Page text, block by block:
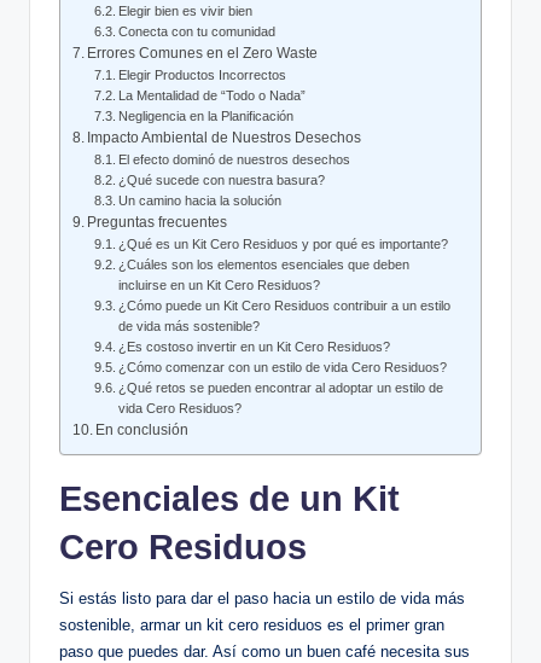
Elegir bien es vivir bien
Conecta con tu comunidad
Errores Comunes en el Zero Waste
Elegir Productos Incorrectos
La Mentalidad de “Todo o Nada”
Negligencia en la Planificación
Impacto Ambiental de Nuestros Desechos
El efecto dominó de nuestros desechos
¿Qué sucede con nuestra basura?
Un camino hacia la solución
Preguntas frecuentes
¿Qué es un Kit Cero Residuos y por qué es importante?
¿Cuáles son los elementos esenciales que deben
incluirse en un Kit Cero Residuos?
¿Cómo puede un Kit Cero Residuos contribuir a un estilo
de vida más sostenible?
¿Es costoso invertir en un Kit Cero Residuos?
¿Cómo comenzar con un estilo de vida Cero Residuos?
¿Qué retos se pueden encontrar al adoptar un estilo de
vida Cero Residuos?
En conclusión
Esenciales de un Kit
Cero Residuos
Si estás listo para dar el paso hacia un estilo de vida más
sostenible, armar un kit cero residuos es el primer gran
paso que puedes dar. Así como un buen café necesita sus